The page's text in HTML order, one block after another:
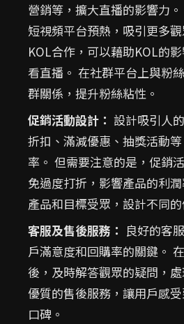
營銷等，擴大直播的影響力
短視頻平台預熱，吸引更多
KOL合作，可以藉助KOL的
看直播。 在社群平台上與粉
群關係，提升粉絲粘性。
促銷活動設計： 設計吸引人
折扣、滿減優惠、抽獎活動
率。 但需要注意的是，促銷
免過度打折，影響產品的利
產品和目標受眾，設計不同的
客服及售後服務： 良好的客
戶滿意度和回購率的關鍵。
後，及時解答觀眾的疑問，
優質的售後服務，讓用戶感
口碑。